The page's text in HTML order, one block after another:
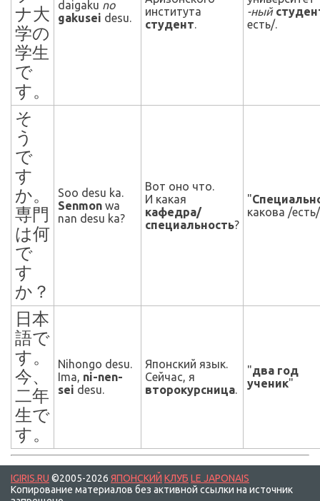
ナ大
学の
学生
で
す。
daigaku no
gakusei desu.
института
студент.
-ный
есть/.
そ
う
で
す
か。
専門
は何
で
す
か？
Soo desu ka.
Senmon wa
nan desu ka?
Вот оно что.
И какая
кафедра/
специальность?
"
какова /
日本
語で
す。
今、
二年
生で
す。
Nihongo desu.
Ima, ni-nen-
sei desu.
Японский язык.
Сейчас, я
второкурсница.
"два год
ученик"
IGIRIS.RU ©2005-2026 ЯПОНСКИЙ КЛУБ LE JAPONAIS
Копирование материалов без активной ссылки на источник